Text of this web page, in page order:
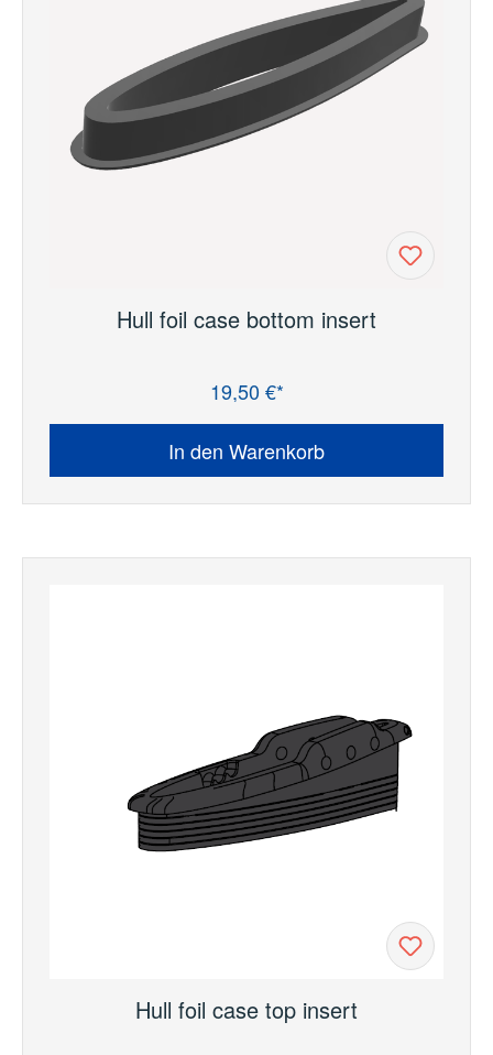
Hull foil case bottom insert
19,50 €*
In den Warenkorb
Hull foil case top insert